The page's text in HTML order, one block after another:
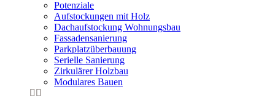
Potenziale
Aufstockungen mit Holz
Dachaufstockung Wohnungsbau
Fassadensanierung
Parkplatzüberbauung
Serielle Sanierung
Zirkulärer Holzbau
Modulares Bauen